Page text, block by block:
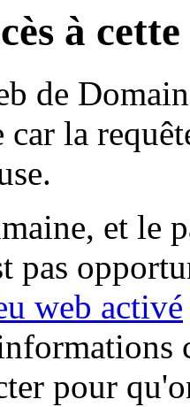
à
de
car la
et le
pas
web activé
pour